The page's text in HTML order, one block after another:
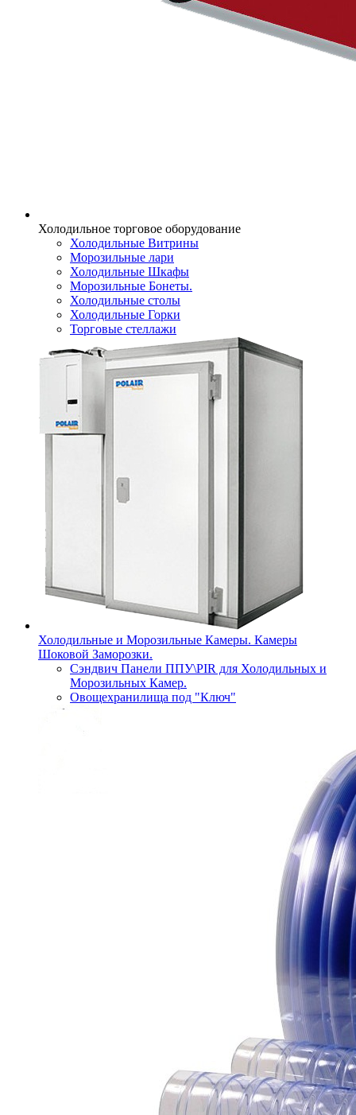
Холодильное торговое оборудование
Холодильные Витрины
Морозильные лари
Холодильные Шкафы
Морозильные Бонеты.
Холодильные столы
Холодильные Горки
Торговые стеллажи
Холодильные и Морозильные Камеры. Камеры
Шоковой Заморозки.
Сэндвич Панели ППУ\PIR для Холодильных и
Морозильных Камер.
Овощехранилища под "Ключ"